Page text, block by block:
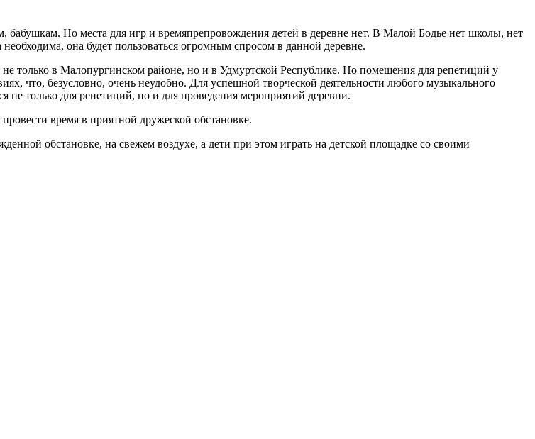
бабушкам. Но места для игр и времяпрепровождения детей в деревне нет. В Малой Бодье нет школы, нет
она будет пользоваться огромным спросом в данной деревне.
только в Малопургинском районе, но и в Удмуртской Республике. Но помещения для репетиций у
что, безусловно, очень неудобно. Для успешной творческой деятельности любого музыкального
только для репетиций, но и для проведения мероприятий деревни.
время в приятной дружеской обстановке.
обстановке, на свежем воздухе, а дети при этом играть на детской площадке со своими